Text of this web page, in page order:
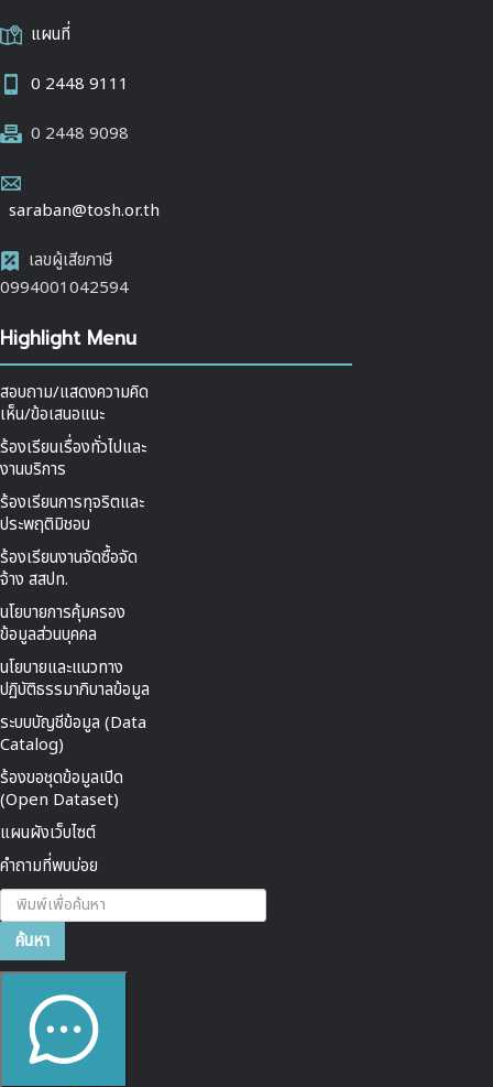
แผนที่
0 2448 9111
0 2448 9098
saraban@tosh.or.th
เลขผู้เสียภาษี
0994001042594
Highlight Menu
สอบถาม/แสดงความคิด
เห็น/ข้อเสนอแนะ
ร้องเรียนเรื่องทั่วไปและ
งานบริการ
ร้องเรียนการทุจริตและ
ประพฤติมิชอบ
ร้องเรียนงานจัดซื้อจัด
จ้าง สสปท.
นโยบายการคุ้มครอง
ข้อมูลส่วนบุคคล
นโยบายและแนวทาง
ปฏิบัติธรรมาภิบาลข้อมูล
ระบบบัญชีข้อมูล (Data
Catalog)
ร้องขอชุดข้อมูลเปิด
(Open Dataset)
แผนผังเว็บไซต์
คำถามที่พบบ่อย
ค้นหา...
ค้นหา